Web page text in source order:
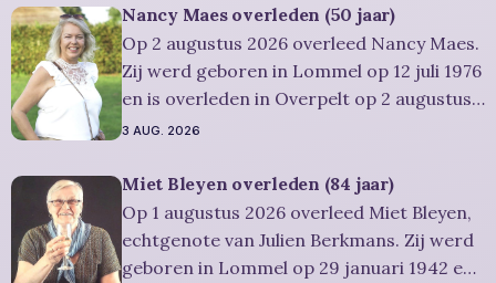
Leopoldsburg en werd 91 jaar.
Rouwbericht Severens: De
afscheidsplechtigheid van Rosa zal in
intieme kring plaatsvinden. Er
Nancy Maes overleden (50 jaar)
Op 2 augustus 2026 overleed Nancy Maes.
Zij werd geboren in Lommel op 12 juli 1976
en is overleden in Overpelt op 2 augustus
2026. Ze was woonachtig in Lommel en
afscheidsplechtigheid vindt plaats in
besloten kring. Er is gelegenheid om in alle
rust
3 AUG. 2026
Miet Bleyen overleden (84 jaar)
Op 1 augustus 2026 overleed Miet Bleyen,
echtgenote van Julien Berkmans. Zij werd
geboren in Lommel op 29 januari 1942 en